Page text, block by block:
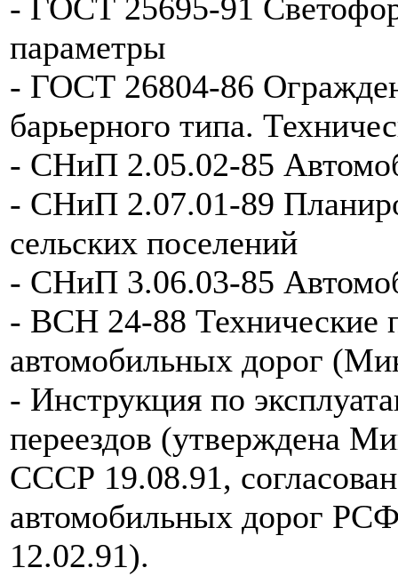
- ГОСТ 25695-91
параметры
- ГОСТ 26804-86
барьерного типа.
- СНиП 2.05.02-85
- СНиП 2.07.01-89
сельских поселений
- СНиП 3.06.03-85
- ВСН 24-88 Технические
автомобильных дорог
- Инструкция по
переездов (утверждена
СССР 19.08.91,
автомобильных дорог
12.02.91).